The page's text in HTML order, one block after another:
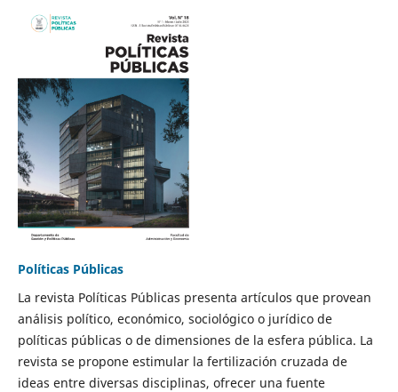
Políticas Públicas
La revista Políticas Públicas presenta artículos que provean
análisis político, económico, sociológico o jurídico de
políticas públicas o de dimensiones de la esfera pública. La
revista se propone estimular la fertilización cruzada de
ideas entre diversas disciplinas, ofrecer una fuente